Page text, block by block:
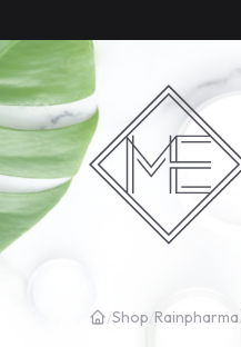
/Shop Rainpharma